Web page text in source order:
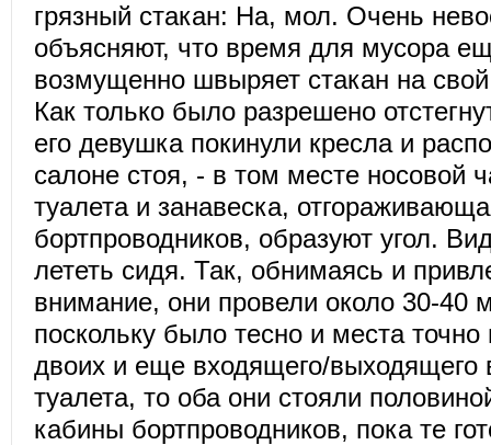
грязный стакан: На, мол. Очень
объясняют, что время для мусора
возмущенно швыряет стакан на свой
Как только было разрешено
его девушка покинули кресла и
салоне стоя, - в том месте носовой
туалета и занавеска,
бортпроводников, образуют угол.
лететь сидя. Так, обнимаясь и
внимание, они провели около 30-40
поскольку было тесно и места
двоих и еще входящего/выходящего
туалета, то оба они стояли
кабины бортпроводников, пока те